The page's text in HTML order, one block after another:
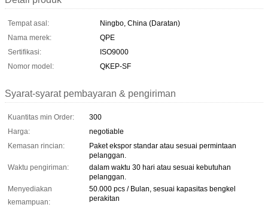
Tempat asal:
Ningbo, China (Daratan)
Nama merek:
QPE
Sertifikasi:
ISO9000
Nomor model:
QKEP-SF
Syarat-syarat pembayaran & pengiriman
Kuantitas min Order:
300
Harga:
negotiable
Kemasan rincian:
Paket ekspor standar atau sesuai permintaan
pelanggan.
Waktu pengiriman:
dalam waktu 30 hari atau sesuai kebutuhan
pelanggan.
Menyediakan
kemampuan:
50.000 pcs / Bulan, sesuai kapasitas bengkel
perakitan